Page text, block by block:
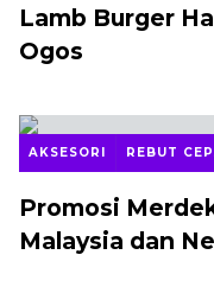
Lamb Burger
Ogos
AKSESORI REBUT
Promosi
Malaysia dan